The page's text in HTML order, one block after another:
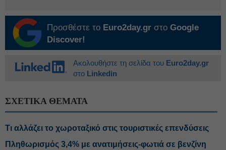
Προσθέστε το Euro2day.gr στο Google
Discover!
Ακολουθήστε τη σελίδα του Euro2day.gr
στο Linkedin
ΣΧΕΤΙΚΑ ΘΕΜΑΤΑ
Τι αλλάζει το χωροταξικό στις τουριστικές επενδύσεις
Πληθωρισμός 3,4% με ανατιμήσεις-φωτιά σε βενζίνη